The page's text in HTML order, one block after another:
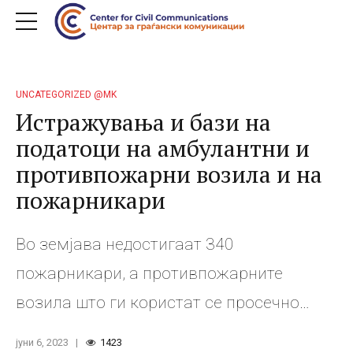
UNCATEGORIZED @MK
Истражувања и бази на
податоци на амбулантни и
противпожарни возила и на
пожарникари
Во земјава недостигаат 340
пожарникари, а противпожарните
возила што ги користат се просечно
јуни 6, 2023 1423